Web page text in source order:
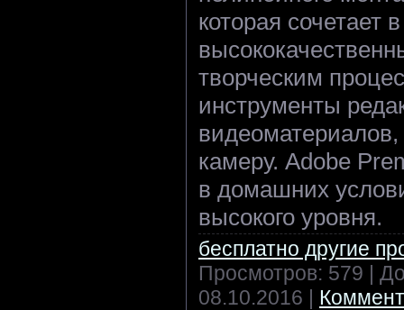
которая сочетает
творческим
инструменты
камеру. Adobe
в домашних
высокого уровня.
бесплатно другие
Просмотров: 579 |
08.10.2016 |